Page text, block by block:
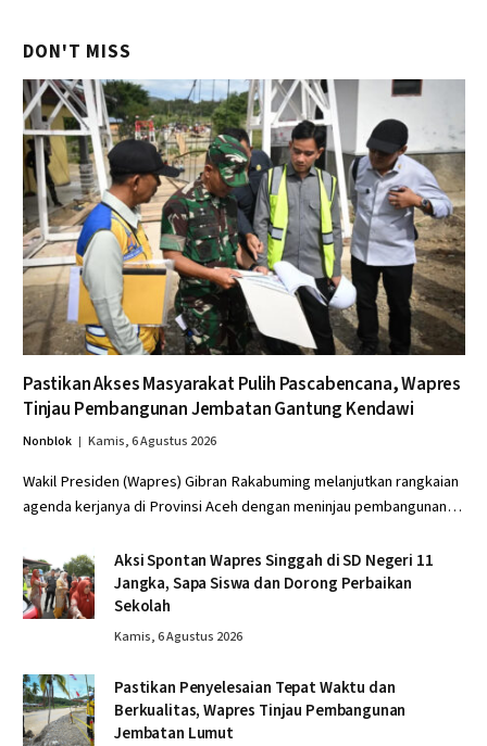
DON'T MISS
Pastikan Akses Masyarakat Pulih Pascabencana, Wapres
Tinjau Pembangunan Jembatan Gantung Kendawi
Nonblok Kamis, 6 Agustus 2026
Wakil Presiden (Wapres) Gibran Rakabuming melanjutkan rangkaian
agenda kerjanya di Provinsi Aceh dengan meninjau pembangunan…
Aksi Spontan Wapres Singgah di SD Negeri 11
Jangka, Sapa Siswa dan Dorong Perbaikan
Sekolah
Kamis, 6 Agustus 2026
Pastikan Penyelesaian Tepat Waktu dan
Berkualitas, Wapres Tinjau Pembangunan
Jembatan Lumut